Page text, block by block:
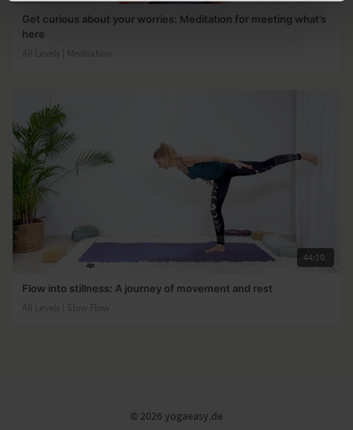
Get curious about your worries: Meditation for meeting what’s
here
All Levels | Meditation
44:10
Flow into stillness: A journey of movement and rest
All Levels | Slow Flow
© 2026 yogaeasy.de